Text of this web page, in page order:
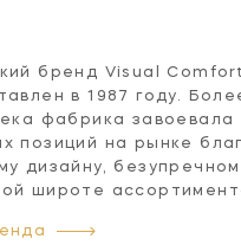
бренд Visual
в 1987 году.
фабрика завоевала
позиций на рынке
дизайну,
широте